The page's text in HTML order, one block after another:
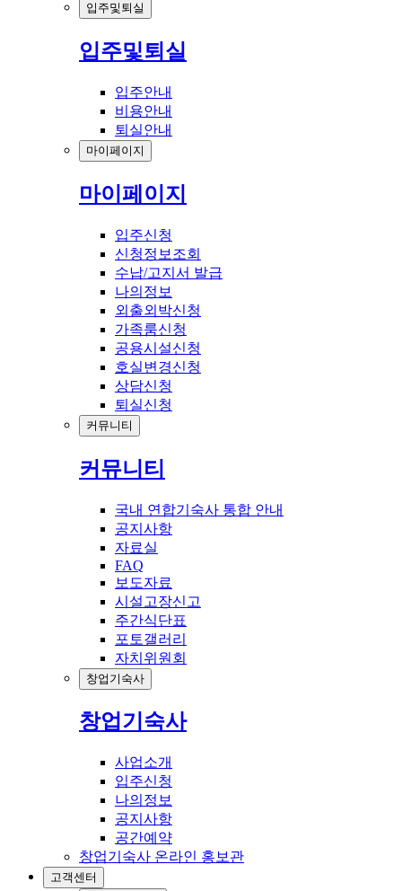
입주및퇴실
입주및퇴실
입주안내
비용안내
퇴실안내
마이페이지
마이페이지
입주신청
신청정보조회
수납/고지서 발급
나의정보
외출외박신청
가족룸신청
공용시설신청
호실변경신청
상담신청
퇴실신청
커뮤니티
커뮤니티
국내 연합기숙사 통합 안내
공지사항
자료실
FAQ
보도자료
시설고장신고
주간식단표
포토갤러리
자치위원회
창업기숙사
창업기숙사
사업소개
입주신청
나의정보
공지사항
공간예약
창업기숙사 온라인 홍보관
고객센터